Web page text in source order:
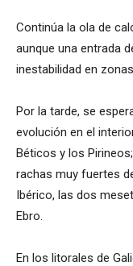
Continúa la ola de
aunque una entrada
inestabilidad en
Por la tarde, se
evolución en el
Béticos y los
rachas muy fuertes
Ibérico, las dos
Ebro.
En los litorales de